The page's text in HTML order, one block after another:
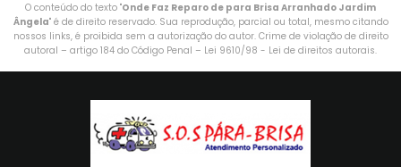
O conteúdo do texto "Onde Faz Reparo de para Brisa Arranhado Jardim
Ângela" é de direito reservado. Sua reprodução, parcial ou total, mesmo citando
nossos links, é proibida sem a autorização do autor. Crime de violação de direito
autoral – artigo 184 do Código Penal – Lei 9610/98 - Lei de direitos autorais.